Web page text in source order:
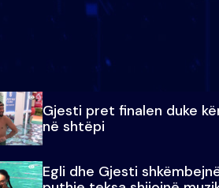
Gjesti pret finalen duke
në shtëpi
Egli dhe Gjesti